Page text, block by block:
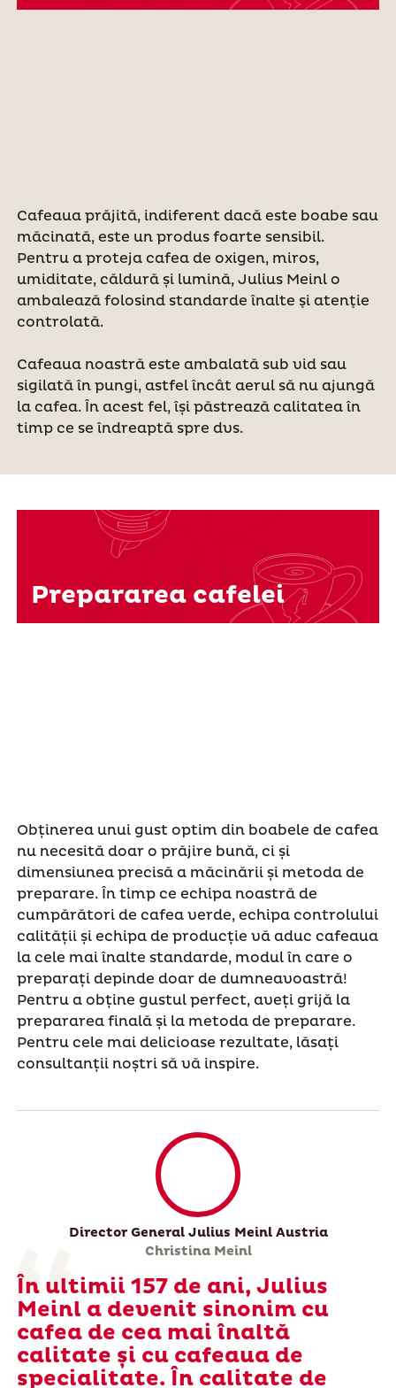
Cafeaua prăjită, indiferent dacă este boabe sau
măcinată, este un produs foarte sensibil.
Pentru a proteja cafea de oxigen, miros,
umiditate, căldură și lumină, Julius Meinl o
ambalează folosind standarde înalte şi atenţie
controlată.
Cafeaua noastră este ambalată sub vid sau
sigilată în pungi, astfel încât aerul să nu ajungă
la cafea. În acest fel, își păstrează calitatea în
timp ce se îndreaptă spre dvs.
Obținerea unui gust optim din boabele de cafea
nu necesită doar o prăjire bună, ci și
dimensiunea precisă a măcinării și metoda de
preparare. În timp ce echipa noastră de
cumpărători de cafea verde, echipa controlului
calității și echipa de producție vă aduc cafeaua
la cele mai înalte standarde, modul în care o
preparați depinde doar de dumneavoastră!
Pentru a obține gustul perfect, aveți grijă la
prepararea finală și la metoda de preparare.
Pentru cele mai delicioase rezultate, lăsați
consultanții noștri să vă inspire.
Prepararea cafelei
Director General Julius Meinl Austria
Christina Meinl
În ultimii 157 de ani, Julius
Meinl a devenit sinonim cu
cafea de cea mai înaltă
calitate și cu cafeaua de
specialitate. În calitate de